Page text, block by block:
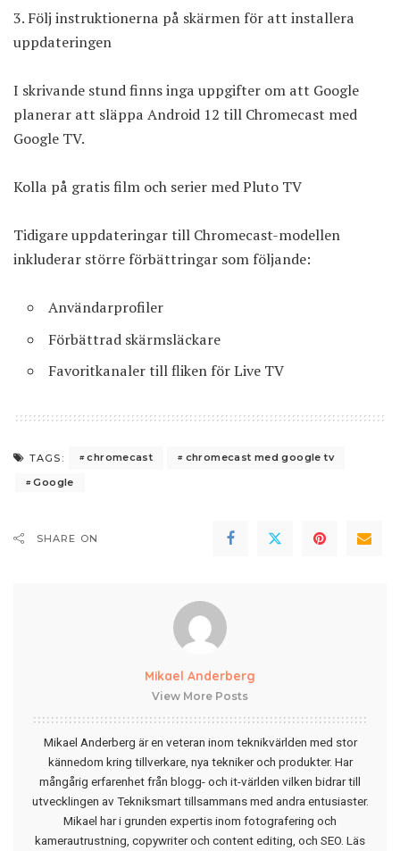
Följ instruktionerna på skärmen för att installera
uppdateringen
I skrivande stund finns inga uppgifter om att Google
planerar att släppa Android 12 till Chromecast med
Google TV.
Kolla på gratis film och serier med Pluto TV
Tidigare uppdateringar till Chromecast-modellen
inkluderar större förbättringar som följande:
Användarprofiler
Förbättrad skärmsläckare
Favoritkanaler till fliken för Live TV
TAGS: chromecast
chromecast med google tv
Google
SHARE ON
Mikael Anderberg
View More Posts
Mikael Anderberg är en veteran inom teknikvärlden med stor
kännedom kring tillverkare, nya tekniker och produkter. Har
mångårig erfarenhet från blogg- och it-världen vilken bidrar till
utvecklingen av Tekniksmart tillsammans med andra entusiaster.
Mikael har i grunden expertis inom fotografering och
kamerautrustning, copywriter och content editing, och SEO. Läs